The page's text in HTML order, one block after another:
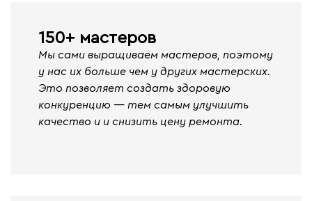
150+ мастеров
Мы сами выращиваем мастеров, поэтому
у нас их больше чем у других мастерских.
Это позволяет создать здоровую
конкуренцию — тем самым улучшить
качество и и снизить цену ремонта.